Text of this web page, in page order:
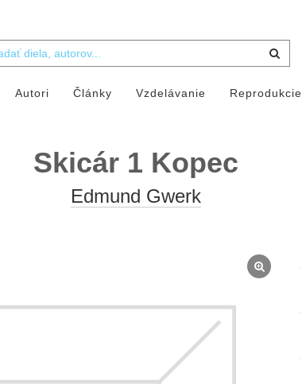
Autori Články Vzdelávanie Reprodukcie
Skicár 1 Kopec
Edmund Gwerk